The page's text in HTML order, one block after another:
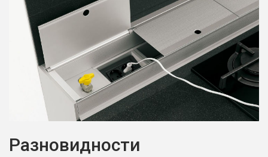
Разновидности